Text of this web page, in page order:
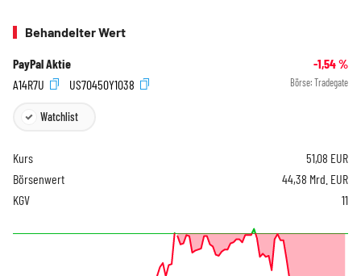
Behandelter Wert
PayPal Aktie -1,54%
A14R7U
US70450Y1038 Börse: Tradegate
Watchlist
Kurs 51,08 EUR
Börsenwert
44,38 Mrd. EUR
KGV
11